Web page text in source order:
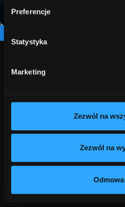
Preferencje
Statystyka
Marketing
Zezwól na
Zezwól na
Odmowa
Elastyczność współpracy
Jeśli chodzi o firmy programistyczne
transparentnością na każdym etapie
dlatego dostosowujemy nasz model